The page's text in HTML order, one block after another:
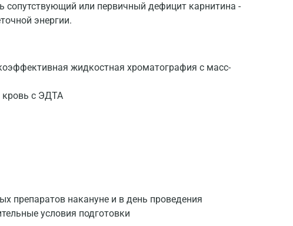
сопутствующий или первичный дефицит карнитина -
энергии.
жидкостная хроматография с масс-
кровь с ЭДТА
препаратов накануне и в день проведения
условия подготовки